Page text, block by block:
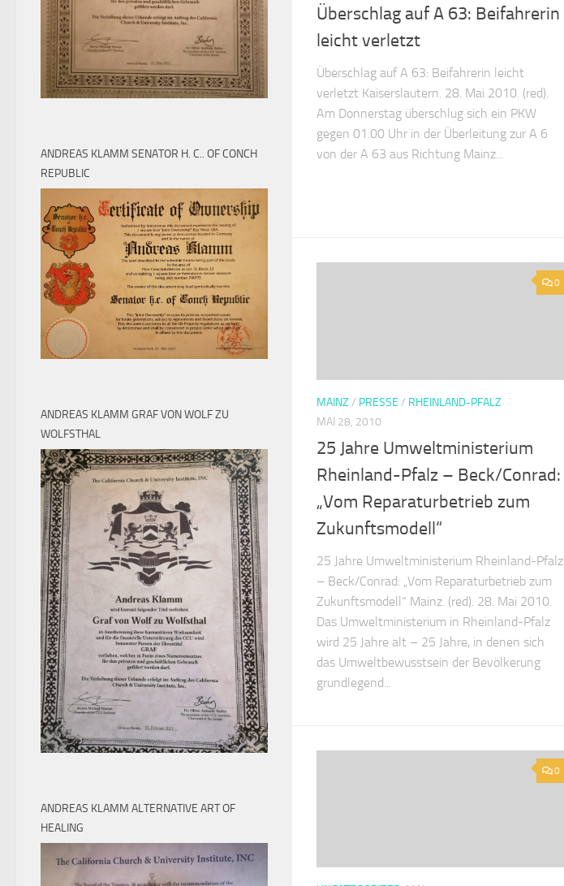
Überschlag auf A 63: Beifahrerin
leicht verletzt
Überschlag auf A 63: Beifahrerin leicht
verletzt Kaiserslautern. 28. Mai 2010. (red).
Am Donnerstag überschlug sich ein PKW
gegen 01.00 Uhr in der Überleitung zur A 6
von der A 63 aus Richtung Mainz...
0
MAINZ / PRESSE / RHEINLAND-PFALZ
MAI 28, 2010
25 Jahre Umweltministerium
Rheinland-Pfalz – Beck/Conrad:
„Vom Reparaturbetrieb zum
Zukunftsmodell“
25 Jahre Umweltministerium Rheinland-Pfalz
– Beck/Conrad: „Vom Reparaturbetrieb zum
Zukunftsmodell“ Mainz. (red). 28. Mai 2010.
Das Umweltministerium in Rheinland-Pfalz
wird 25 Jahre alt – 25 Jahre, in denen sich
das Umweltbewusstsein der Bevölkerung
grundlegend...
0
ANDREAS KLAMM SENATOR H. C.. OF CONCH
REPUBLIC
ANDREAS KLAMM GRAF VON WOLF ZU
WOLFSTHAL
ANDREAS KLAMM ALTERNATIVE ART OF
HEALING